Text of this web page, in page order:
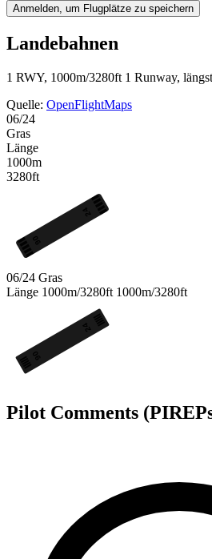
Anmelden, um Flugplätze zu speichern
Landebahnen
1 RWY, 1000m/3280ft 1 Runway,
Quelle: OpenFlightMaps
06/24
Gras
Länge
1000m
3280ft
24
06
06/24 Gras
Länge 1000m/3280ft 1000m/3280ft
24
06
Pilot Comments